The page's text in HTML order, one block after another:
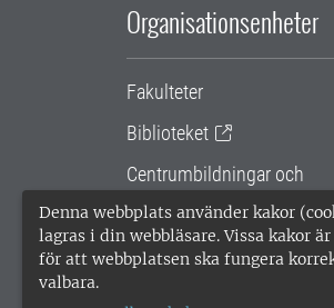
Denna webbplats använder kakor
lagras i din webbläsare. Vissa kakor
för att webbplatsen ska fungera
valbara.
Organisationsenheter
Fakulteter
Biblioteket
Centrumbildningar och
samarbetsprojekt
Gemensamma